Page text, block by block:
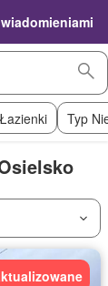
Łazienki Typ